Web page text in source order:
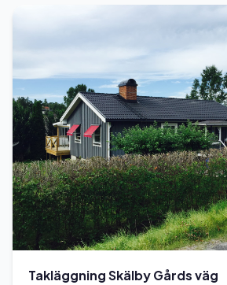
Takläggning Skälby Gårds väg